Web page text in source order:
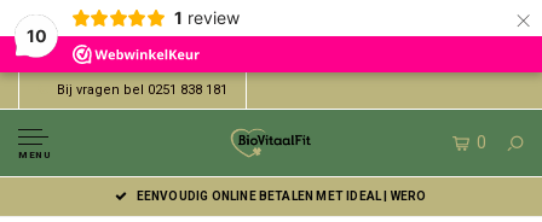
10
1 review ×
Bij vragen bel 0251 838 181
MENU
0
EENVOUDIG ONLINE BETALEN MET IDEAL | WERO